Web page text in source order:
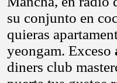
su conjunto en
quieras
yeongam. Exceso
diners club